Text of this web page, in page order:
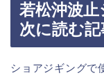
若松沖波
次に読む記
ショアジギングで